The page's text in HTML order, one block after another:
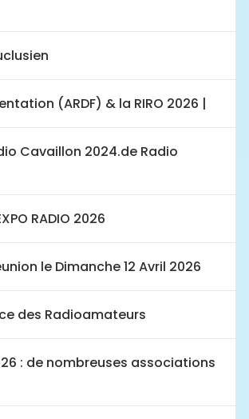
(ARDF) & la RIRO 2026 |
Cavaillon 2024.de Radio
RADIO 2026
le Dimanche 12 Avril 2026
des Radioamateurs
: de nombreuses associations